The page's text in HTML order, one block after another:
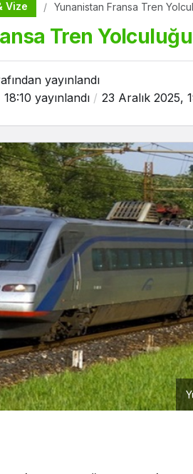
Vize Yunanistan Fransa Tren
Tren
yayınlandı
yayınlandı 23 Aralık 2025,